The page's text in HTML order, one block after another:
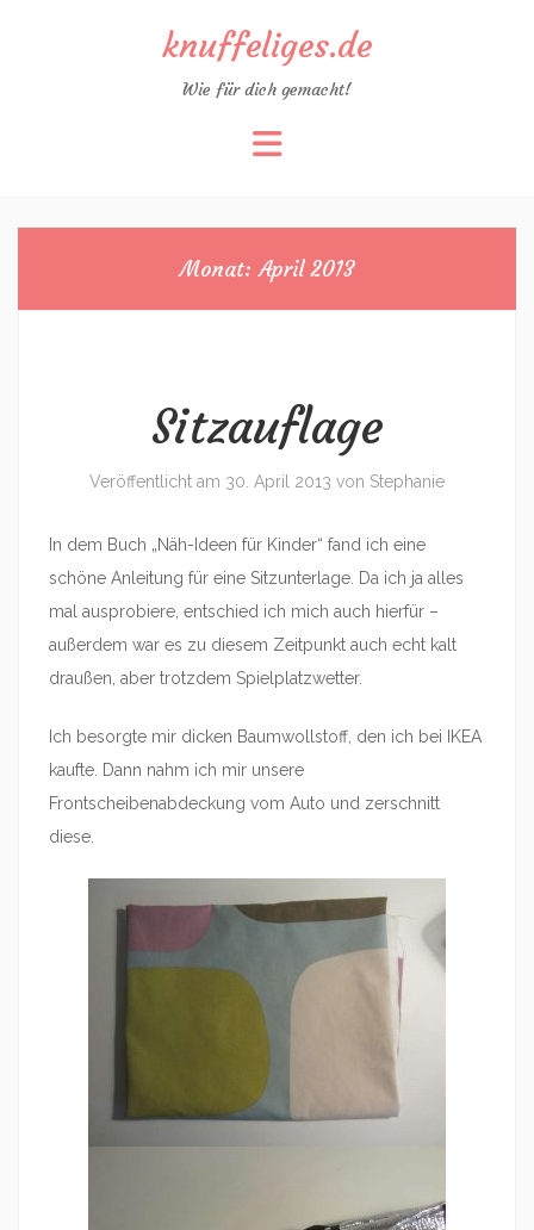
knuffeliges.de
Wie für dich gemacht!
Monat:April 2013
Sitzauflage
Veröffentlicht am 30. April 2013 von Stephanie
In dem Buch „Näh-Ideen für Kinder“ fand ich eine
schöne Anleitung für eine Sitzunterlage. Da ich ja alles
mal ausprobiere, entschied ich mich auch hierfür –
außerdem war es zu diesem Zeitpunkt auch echt kalt
draußen, aber trotzdem Spielplatzwetter.
Ich besorgte mir dicken Baumwollstoff, den ich bei IKEA
kaufte. Dann nahm ich mir unsere
Frontscheibenabdeckung vom Auto und zerschnitt
diese.